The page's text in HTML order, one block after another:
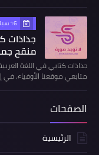
16 سبتمبر 2021
جذاذات
منقح
جذاذات كتابي في اللغة
متابعي موقعنا الأوفياء،
الصفحات
الرئيسية